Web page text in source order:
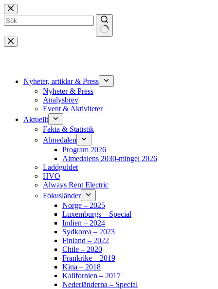
Hoppa
till
innehåll
Inga
resultat
Nyheter, artiklar & Press
Nyheter & Press
Analysbrev
Event & Aktiviteter
Aktuellt
Fakta & Statistik
Almedalen
Program 2026
Almedalens 2030-mingel 2026
Laddguldet
HVO
Always Rent Electric
Fokusländer
Norge – 2025
Luxemburgs – Special
Indien – 2024
Sydkorea – 2023
Finland – 2022
Chile – 2020
Frankrike – 2019
Kina – 2018
Kalifornien – 2017
Nederländerna – Special